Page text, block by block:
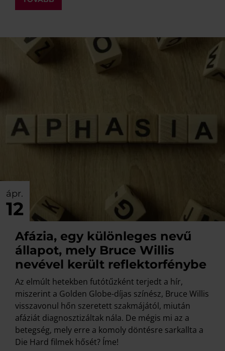
ápr.
12
Afázia, egy különleges nevű
állapot, mely Bruce Willis
nevével került reflektorfénybe
Az elmúlt hetekben futótűzként terjedt a hír,
miszerint a Golden Globe-díjas színész, Bruce Willis
visszavonul hőn szeretett szakmájától, miután
afáziát diagnosztizáltak nála. De mégis mi az a
betegség, mely erre a komoly döntésre sarkallta a
Die Hard filmek hősét? Íme!